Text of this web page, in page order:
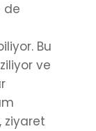
de
Bu
ve
ziyaret